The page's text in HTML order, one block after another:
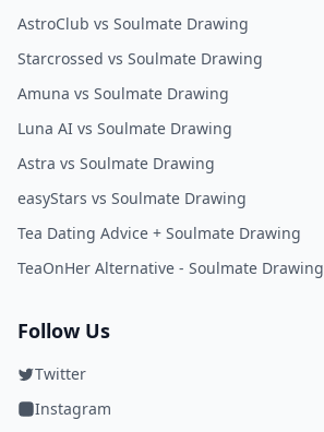
AstroClub vs Soulmate Drawing
Starcrossed vs Soulmate Drawing
Amuna vs Soulmate Drawing
Luna AI vs Soulmate Drawing
Astra vs Soulmate Drawing
easyStars vs Soulmate Drawing
Tea Dating Advice + Soulmate Drawing
TeaOnHer Alternative - Soulmate Drawing
Follow Us
Twitter
Instagram